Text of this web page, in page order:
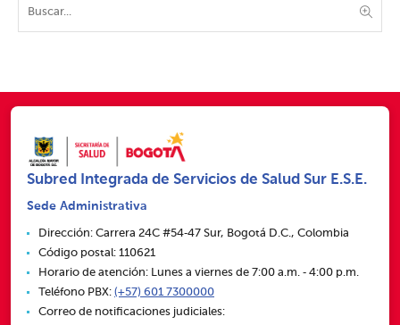
Subred Integrada de Servicios de Salud Sur E.S.E.
Sede Administrativa
Dirección: Carrera 24C #54‑47 Sur, Bogotá D.C., Colombia
Código postal: 110621
Horario de atención: Lunes a viernes de 7:00 a.m. ‑ 4:00 p.m.
Teléfono PBX: (+57) 601 7300000
Correo de notificaciones judiciales: